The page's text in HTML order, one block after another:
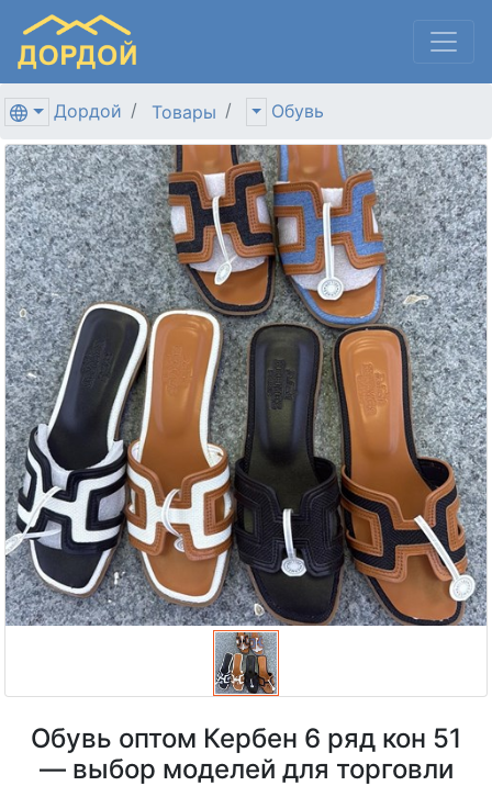
Дордой Товары Обувь
Обувь оптом Кербен 6 ряд кон 51
— выбор моделей для торговли